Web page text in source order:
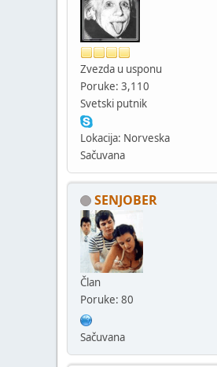
Zvezda u usponu
Poruke: 3,110
Svetski putnik
Lokacija: Norveska
Sačuvana
SENJOBER
Član
Poruke: 80
Sačuvana